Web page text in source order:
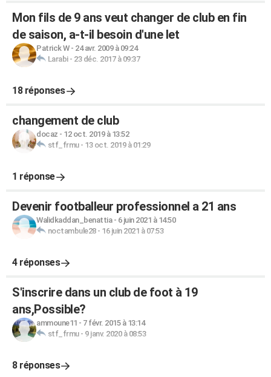
Mon fils de 9 ans veut changer de club en fin
de saison, a-t-il besoin d'une let
Patrick W- 24 avr. 2009 à 09:24
Larabi- 23 déc. 2017 à 09:37
18 réponses
changement de club
docaz - 12 oct. 2019 à 13:52
stf_frmu- 13 oct. 2019 à 01:29
1 réponse
Devenir footballeur professionnel a 21 ans
Walidkaddan_benattia- 6 juin 2021 à 14:50
noctambule28- 16 juin 2021 à 07:53
4 réponses
S'inscrire dans un club de foot à 19
ans,Possible?
ammoune11 - 7 févr. 2015 à 13:14
stf_frmu- 9 janv. 2020 à 08:53
8 réponses